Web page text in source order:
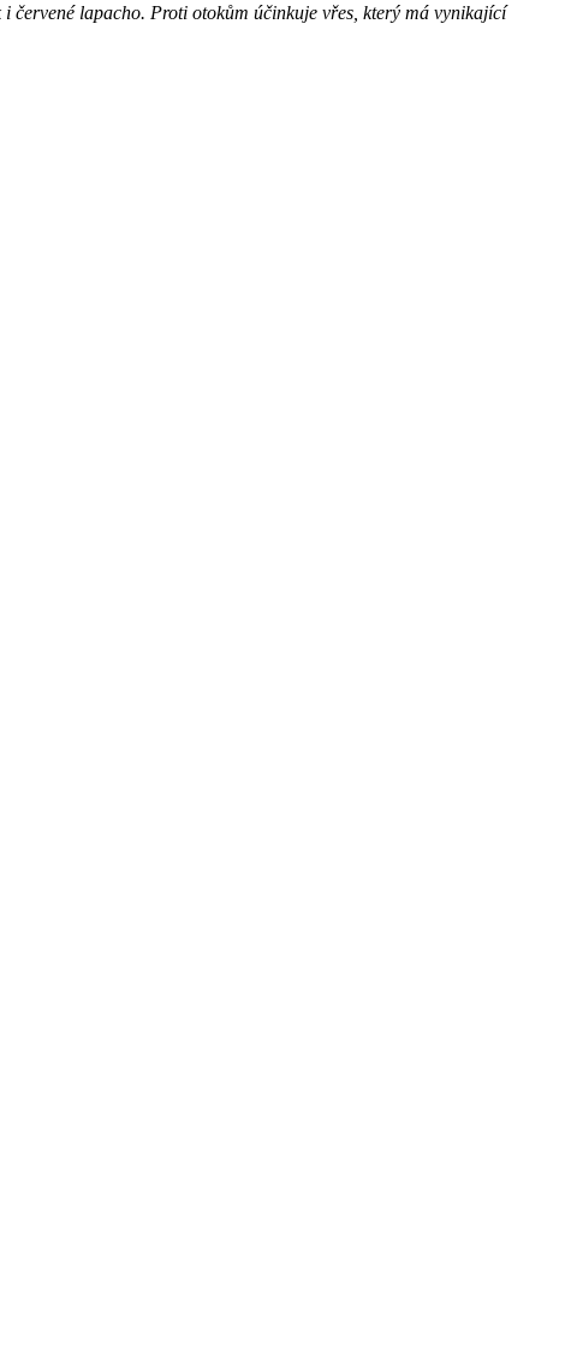
červené lapacho. Proti otokům účinkuje vřes, který má vynikající